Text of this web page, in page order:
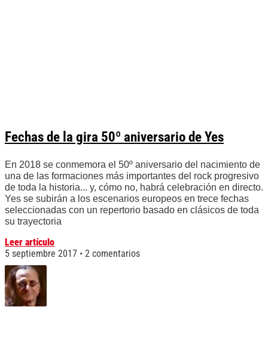
Fechas de la gira 50º aniversario de Yes
En 2018 se conmemora el 50º aniversario del nacimiento de
una de las formaciones más importantes del rock progresivo
de toda la historia... y, cómo no, habrá celebración en directo.
Yes se subirán a los escenarios europeos en trece fechas
seleccionadas con un repertorio basado en clásicos de toda
su trayectoria
Leer artículo
5 septiembre 2017
2 comentarios